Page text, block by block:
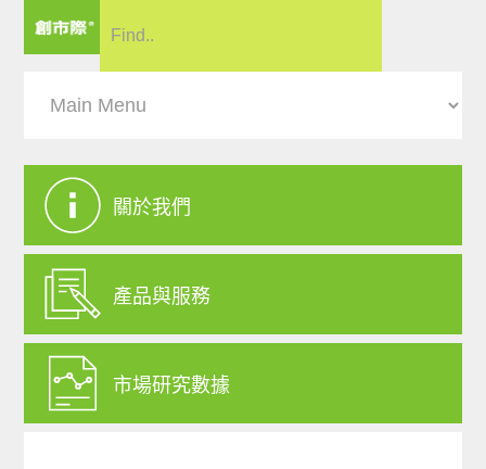
關於我們
產品與服務
市場研究數據